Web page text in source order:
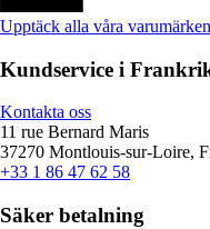
Upptäck alla våra varumärken
Kundservice i
Kontakta oss
11 rue Bernard Maris
37270 Montlouis-sur-Loire,
+33 1 86 47 62 58
Säker betalning